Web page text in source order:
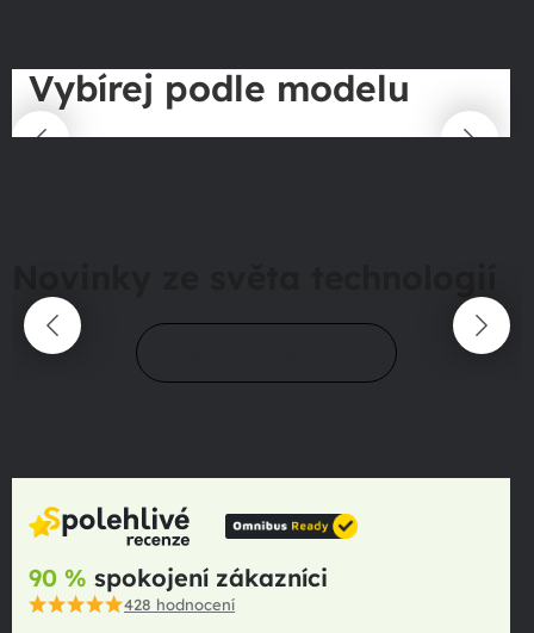
Vybírej podle modelu
90 % spokojení zákazníci
428 hodnocení